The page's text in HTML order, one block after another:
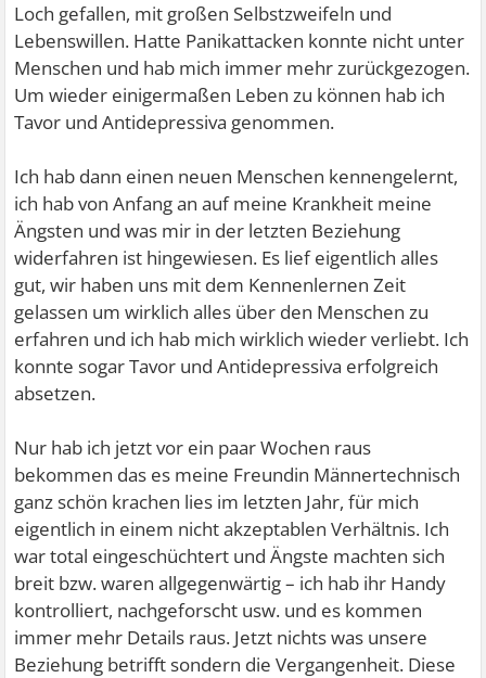
Loch gefallen, mit großen Selbstzweifeln und
Lebenswillen. Hatte Panikattacken konnte nicht unter
Menschen und hab mich immer mehr zurückgezogen.
Um wieder einigermaßen Leben zu können hab ich
Tavor und Antidepressiva genommen.
Ich hab dann einen neuen Menschen kennengelernt,
ich hab von Anfang an auf meine Krankheit meine
Ängsten und was mir in der letzten Beziehung
widerfahren ist hingewiesen. Es lief eigentlich alles
gut, wir haben uns mit dem Kennenlernen Zeit
gelassen um wirklich alles über den Menschen zu
erfahren und ich hab mich wirklich wieder verliebt. Ich
konnte sogar Tavor und Antidepressiva erfolgreich
absetzen.
Nur hab ich jetzt vor ein paar Wochen raus
bekommen das es meine Freundin Männertechnisch
ganz schön krachen lies im letzten Jahr, für mich
eigentlich in einem nicht akzeptablen Verhältnis. Ich
war total eingeschüchtert und Ängste machten sich
breit bzw. waren allgegenwärtig – ich hab ihr Handy
kontrolliert, nachgeforscht usw. und es kommen
immer mehr Details raus. Jetzt nichts was unsere
Beziehung betrifft sondern die Vergangenheit. Diese